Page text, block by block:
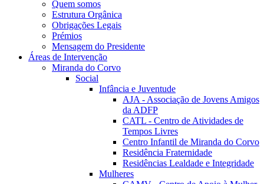
Quem somos
Estrutura Orgânica
Obrigações Legais
Prémios
Mensagem do Presidente
Áreas de Intervenção
Miranda do Corvo
Social
Infância e Juventude
AJA - Associação de Jovens Amigos
da ADFP
CATL - Centro de Atividades de
Tempos Livres
Centro Infantil de Miranda do Corvo
Residência Fraternidade
Residências Lealdade e Integridade
Mulheres